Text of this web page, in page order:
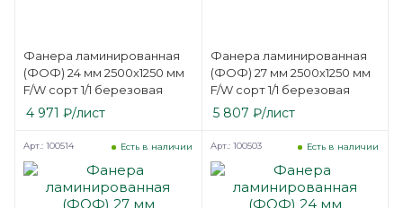
Фанера ламинированная
(ФОФ) 24 мм 2500х1250 мм
F/W сорт 1/1 березовая
4 971 ₽/лист
Фанера ламинированная
(ФОФ) 27 мм 2500х1250 мм
F/W сорт 1/1 березовая
5 807 ₽/лист
Есть в наличии
Арт.: 100514 Есть в наличии
Арт.: 100503